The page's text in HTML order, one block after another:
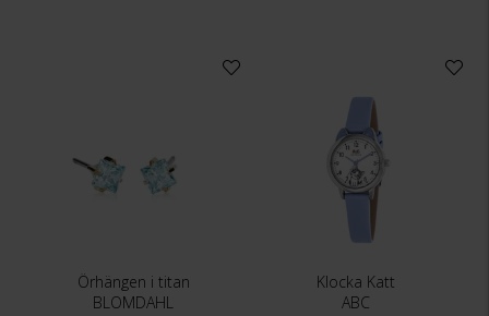
Örhängen i titan
BLOMDAHL
Klocka Katt
ABC